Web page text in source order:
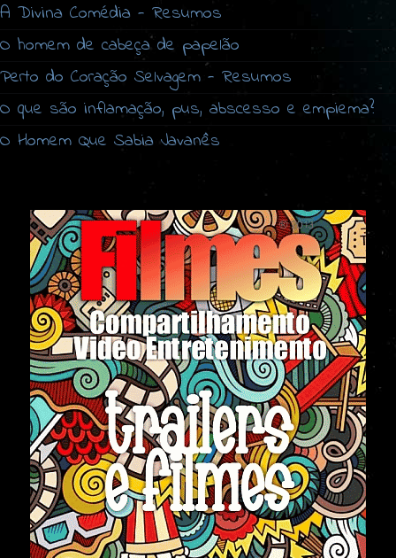
A Divina Comédia - Resumos
O homem de cabeça de papelão
Perto do Coração Selvagem - Resumos
O que são inflamação, pus, abscesso e empiema?
O Homem Que Sabia Javanês